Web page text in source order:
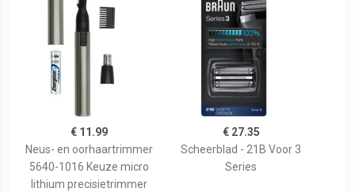
€ 11.99
Neus- en oorhaartrimmer
5640-1016 Keuze micro
lithium precisietrimmer
€ 27.35
Scheerblad - 21B Voor 3
Series